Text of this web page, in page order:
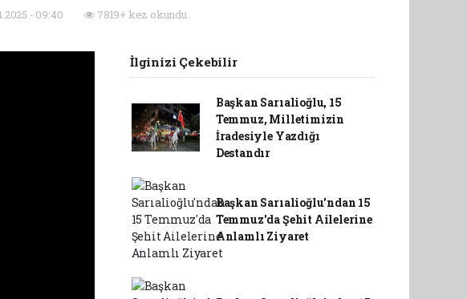
- 09:40 7819+ kez okundu.
İlginizi Çekebilir
Başkan Sarıalioğlu, 15
Temmuz, Milletimizin
İradesiyle Yazdığı
Destandır
Başkan Sarıalioğlu'ndan 15
Temmuz'da Şehit Ailelerine
Anlamlı Ziyaret